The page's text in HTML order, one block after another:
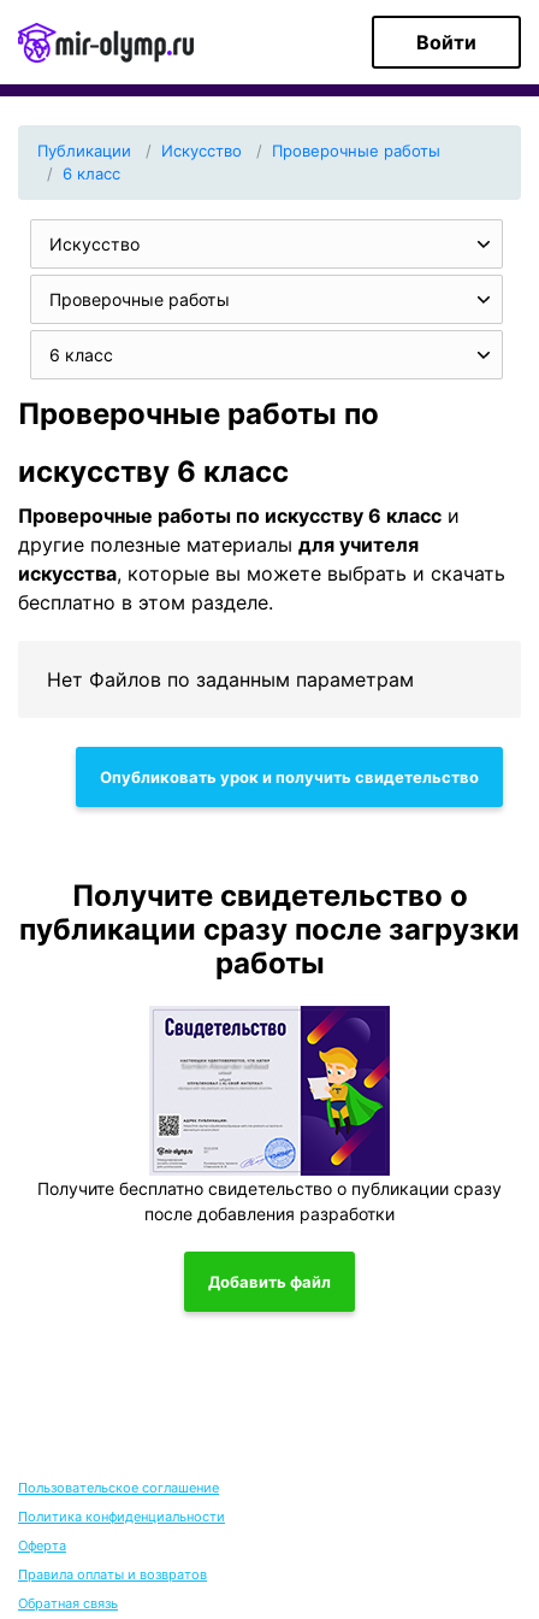
Войти
Публикации Искуcство
Проверочные работы
6 класс
Искуcство
Проверочные работы
6 класс
Проверочные работы по
искуcству 6 класс
Проверочные работы по искуcству 6 класс и
другие полезные материалы для учителя
искусcтва, которые вы можете выбрать и скачать
бесплатно в этом разделе.
Нет Файлов по заданным параметрам
Опубликовать урок и получить свидетельство
Получите свидетельство о
публикации сразу после загрузки
работы
Получите бесплатно свидетельство о публикации сразу
после добавления разработки
Добавить файл
Пользовательское соглашение
Политика конфиденциальности
Оферта
Правила оплаты и возвратов
Обратная связь